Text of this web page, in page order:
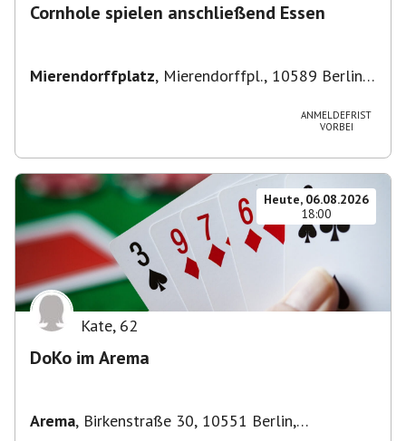
Cornhole spielen anschließend Essen
Mierendorffplatz, Mierendorffpl., 10589 Berlin-
ANMELDEFRIST
VORBEI
Heute, 06.08.2026
18:00
Kate, 62
DoKo im Arema
Arema, Birkenstraße 30, 10551 Berlin,